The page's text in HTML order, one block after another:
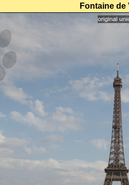
Fontaine de